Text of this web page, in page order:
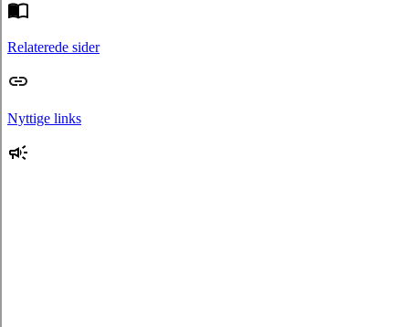
Relaterede sider
Nyttige links